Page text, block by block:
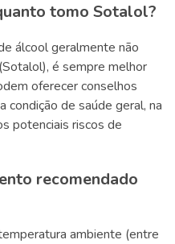
tomo Sotalol?
álcool geralmente não
é sempre melhor
oferecer conselhos
condição de saúde geral, na
potenciais riscos de
recomendado
ambiente (entre